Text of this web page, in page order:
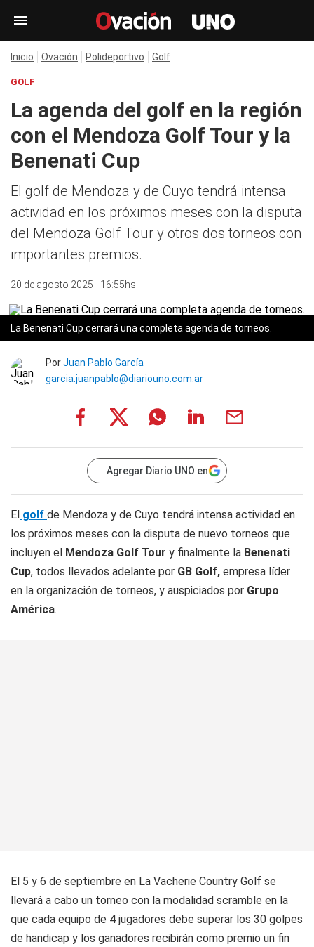
Inicio Ovación Polideportivo Golf
GOLF
La agenda del golf en la región
con el Mendoza Golf Tour y la
Benenati Cup
El golf de Mendoza y de Cuyo tendrá intensa
actividad en los próximos meses con la disputa
del Mendoza Golf Tour y otros dos torneos con
importantes premios.
20 de agosto 2025 - 16:55hs
La Benenati Cup cerrará una completa agenda de torneos.
PorJuan Pablo García
garcia.juanpablo@diariouno.com.ar
Agregar Diario UNO en
El golf de Mendoza y de Cuyo tendrá intensa actividad en
los próximos meses con la disputa de nuevo torneos que
incluyen el Mendoza Golf Tour y finalmente la Benenati
Cup, todos llevados adelante por GB Golf, empresa líder
en la organización de torneos, y auspiciados por Grupo
América.
El 5 y 6 de septiembre en La Vacherie Country Golf se
llevará a cabo un torneo con la modalidad scramble en la
que cada equipo de 4 jugadores debe superar los 30 golpes
de handicap y los ganadores recibirán como premio un fin